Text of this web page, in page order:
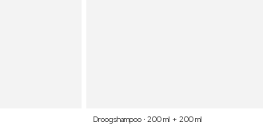
Droogshampoo ⋅ 200 ml + 200 ml